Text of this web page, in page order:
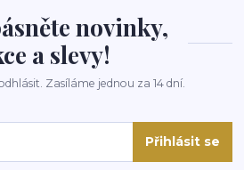
novinky,
a slevy!
Zasíláme jednou za 14 dní.
Přihlásit se